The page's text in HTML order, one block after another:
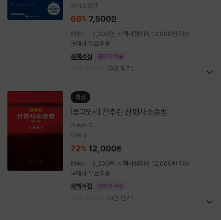
해커스경찰
69% 7,500원
배송비 : 3,300원, 새책서점에서 12,000원 이상
구매시 무료배송
새책서점
판매자 배송
(0명 평가)
최상
[중고도서] 간추린 신형사소송법
신동운 저
법문사
72% 12,000원
배송비 : 3,300원, 새책서점에서 12,000원 이상
구매시 무료배송
새책서점
판매자 배송
(0명 평가)